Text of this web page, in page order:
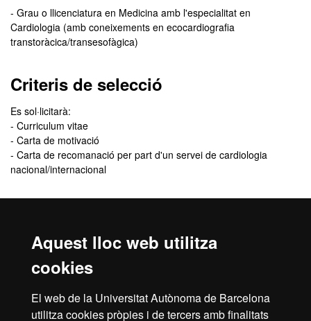
Aquest lloc web utilitza
cookies
El web de la Universitat Autònoma de Barcelona
utilitza cookies pròpies i de tercers amb finalitats
- Grau o llicenciatura en Medicina amb l'especialitat en
Cardiologia (amb coneixements en ecocardiografia
transtoràcica/transesofàgica)
Criteris de selecció
Es sol·licitarà:
- Curriculum vitae
- Carta de motivació
- Carta de recomanació per part d'un servei de cardiologia
nacional/internacional
resultat de l’admissió el rebràs, de manera personalitzada, a
l'adreça de correu electrònic que indiquis quan facis la inscripció.
En aquest correu se t’indicarà com has de procedir per
Revisa lasafata de correu brossadel teu correu electrònic. De
vegades, els missatges poden entrar com a correu brossa.